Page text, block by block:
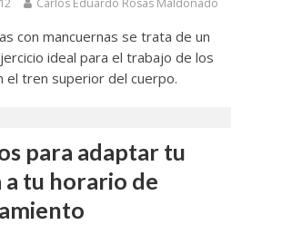
Carlos Eduardo Rosas Maldonado
con mancuernas se trata de un
ideal para el trabajo de los
el tren superior del cuerpo.
para adaptar tu
a tu horario de